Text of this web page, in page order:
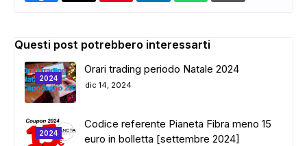
Questi post potrebbero interessarti
2024
Orari trading periodo Natale 2024
dic 14, 2024
2024
Codice referente Pianeta Fibra meno 15
euro in bolletta [settembre 2024]